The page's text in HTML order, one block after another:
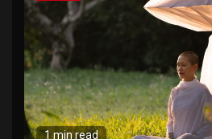
1 min read